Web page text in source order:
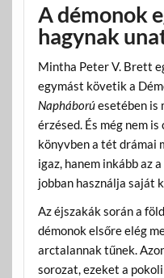
A démonok
hagynak
Mintha Peter V. Brett
egymást követik a
Napháborúesetében is
érzésed. És még nem
könyvben a tét drámai
igaz, hanem inkább az
jobban használja saját
Az éjszakák során a
démonok elsőre elég
arctalannak tűnek.
sorozat, ezeket a